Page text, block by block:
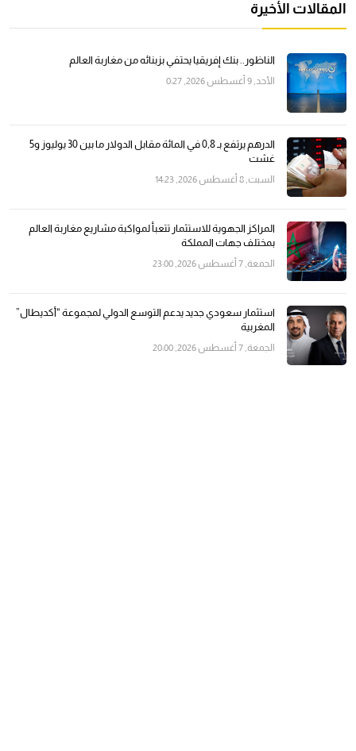
المقالات الأخيرة
الناظور.. بنك إفريقيا يحتفي بزبنائه من مغاربة العالم
الأحد, 9 أغسطس 2026, 0:27
الدرهم يرتفع بـ 0,8 في المائة مقابل الدولار ما بين 30 يوليوز و5
غشت
السبت, 8 أغسطس 2026, 14:23
المراكز الجهوية للاستثمار تتعبأ لمواكبة مشاريع مغاربة العالم
بمختلف جهات المملكة
الجمعة, 7 أغسطس 2026, 23:00
استثمار سعودي جديد يدعم التوسع الدولي لمجموعة “أكديطال”
المغربية
الجمعة, 7 أغسطس 2026, 20:00